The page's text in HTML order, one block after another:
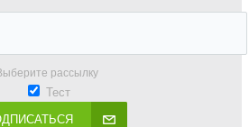
рассылку
Тест